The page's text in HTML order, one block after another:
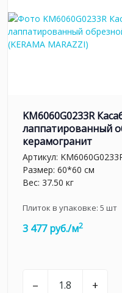
KM6060G0233R
лаппатированный
керамогранит
Артикул:
Размер: 60*60 см
Вес: 37.50 кг
Плиток в упаковке: 5 шт
3 477 руб./м2
– +